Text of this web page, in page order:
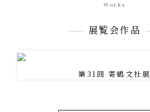
Works
展覧会作品
第31回 寄鶴文社展